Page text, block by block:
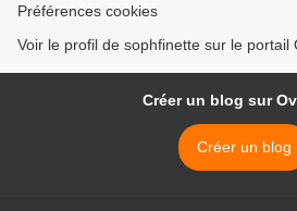
Préférences cookies
Voir le profil de sophfinette sur le portail
Créer un blog sur
Créer un blog